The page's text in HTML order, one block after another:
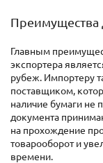
Преимущества
Главным
экспортера
рубеж. Импортеру
поставщиком,
наличие бумаги не
документа
на прохождение
товарооборот и
времени.